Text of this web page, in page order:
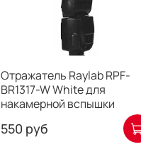
Отражатель Raylab RPF-
BR1317-W White для
накамерной вспышки
550 руб